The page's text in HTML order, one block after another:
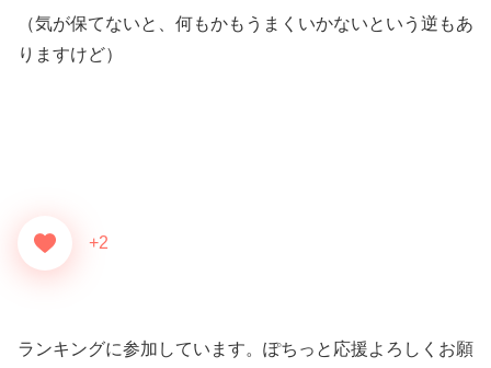
（気が保てないと、何もかもうまくいかないという逆もあ
りますけど）
+2
ランキングに参加しています。ぽちっと応援よろしくお願